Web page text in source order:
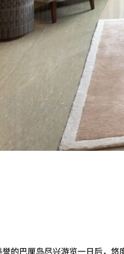
的巴厘岛尽兴游览一日后，